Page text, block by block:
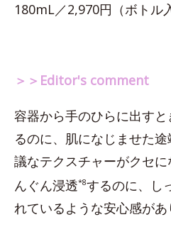
180mL／2,970円（ボトル
＞＞Editor's comment
容器から手のひらに出すと
るのに、肌になじませた途
議なテクスチャーがクセ
んぐん浸透*8するのに、し
れているような安心感があ